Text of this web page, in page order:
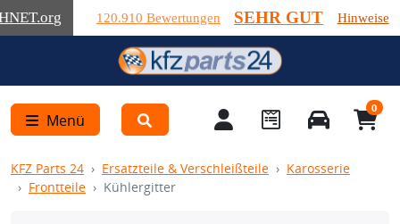
.org 120.910 Bewertungen SEHR GUT Hinweise
Menü
0
KFZ Parts 24 Ersatzteile & Verschleißteile
Karosserie
Frontteile
Kühlergitter